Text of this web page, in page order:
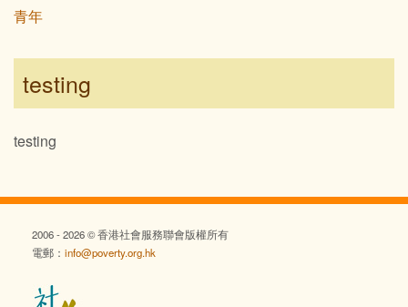
青年
testing
testing
2006 - 2026 © 香港社會服務聯會版權所有
電郵： info@poverty.org.hk